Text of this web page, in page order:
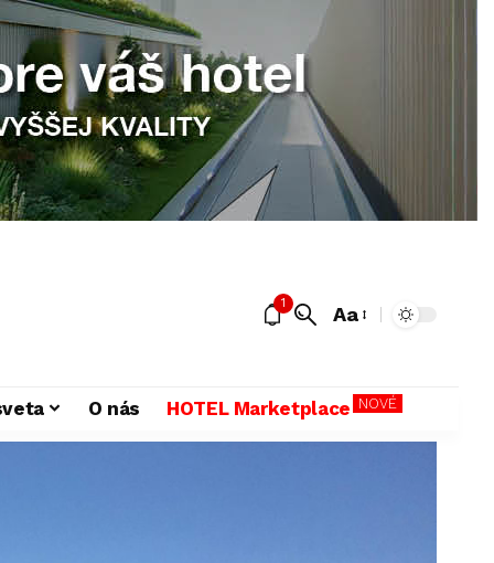
1 Aa
O nás HOTEL Marketplace NOVÉ